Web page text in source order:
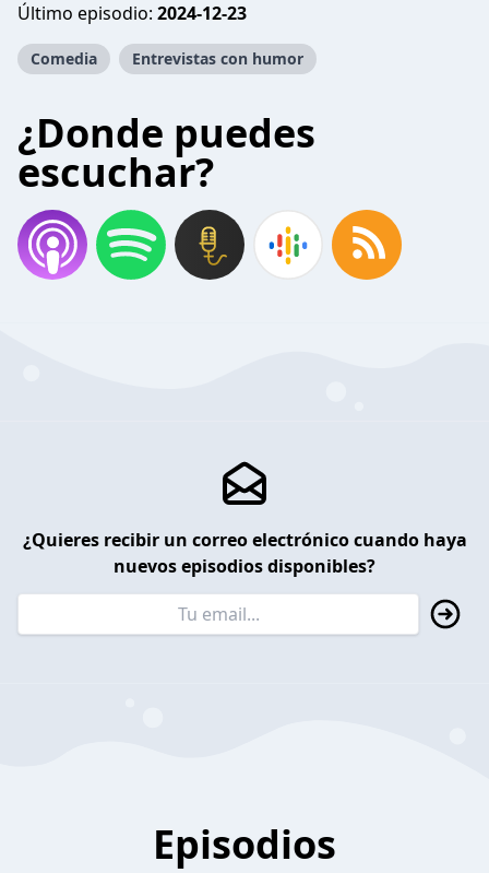
Último episodio: 2024-12-23
Comedia Entrevistas con humor
¿Donde puedes
escuchar?
¿Quieres recibir un correo electrónico cuando haya
nuevos episodios disponibles?
Episodios